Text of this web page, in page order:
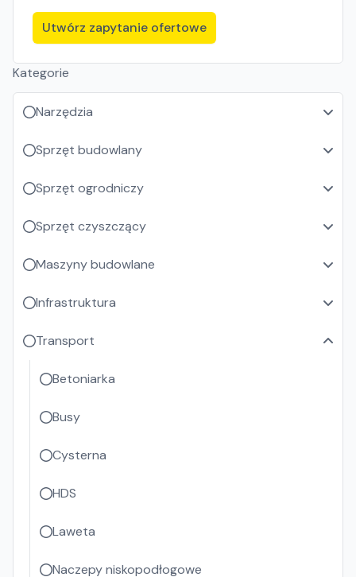
Utwórz zapytanie ofertowe
Kategorie
Narzędzia
Sprzęt budowlany
Sprzęt ogrodniczy
Sprzęt czyszczący
Maszyny budowlane
Infrastruktura
Transport
Betoniarka
Busy
Cysterna
HDS
Laweta
Naczepy niskopodłogowe